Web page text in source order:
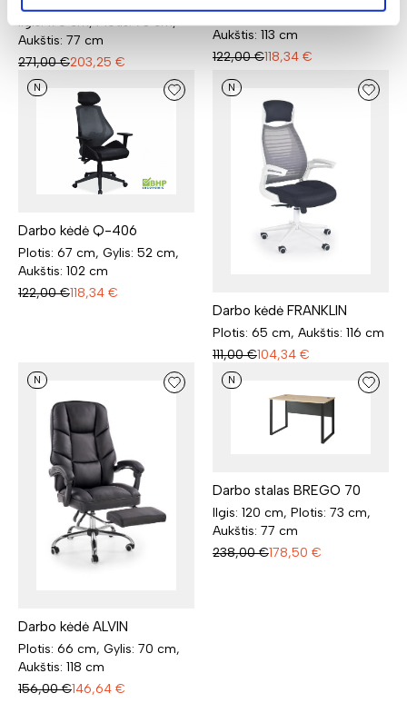
Ilgis: 170 cm, Plotis: 73 cm,
Aukštis: 77 cm
271,00 €203,25 €
Plotis: 65 cm, Gylis: 50 cm,
Aukštis: 113 cm
122,00 €118,34 €
N
Darbo kėdė Q-406
Plotis: 67 cm, Gylis: 52 cm,
Aukštis: 102 cm
122,00 €118,34 €
N
Darbo kėdė FRANKLIN
Plotis: 65 cm, Aukštis: 116 cm
111,00 €104,34 €
N
Darbo kėdė ALVIN
Plotis: 66 cm, Gylis: 70 cm,
Aukštis: 118 cm
156,00 €146,64 €
N
Darbo stalas BREGO 70
Ilgis: 120 cm, Plotis: 73 cm,
Aukštis: 77 cm
238,00 €178,50 €